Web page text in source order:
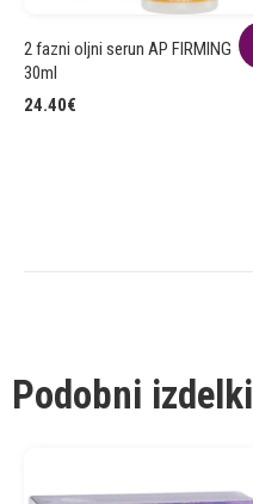
2 fazni oljni serun AP FIRMING
30ml
24.40€
Podobni izdelki